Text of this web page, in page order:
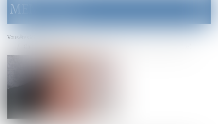
le
menu
MENU
Vous êtes ici :